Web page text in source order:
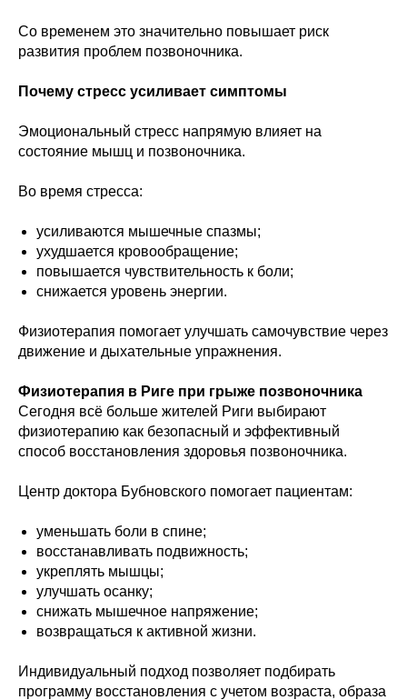
Со временем это значительно повышает риск
развития проблем позвоночника.
Почему стресс усиливает симптомы
Эмоциональный стресс напрямую влияет на
состояние мышц и позвоночника.
Во время стресса:
усиливаются мышечные спазмы;
ухудшается кровообращение;
повышается чувствительность к боли;
снижается уровень энергии.
Физиотерапия помогает улучшать самочувствие через
движение и дыхательные упражнения.
Физиотерапия в Риге при грыже позвоночника
Сегодня всё больше жителей Риги выбирают
физиотерапию как безопасный и эффективный
способ восстановления здоровья позвоночника.
Центр доктора Бубновского помогает пациентам:
уменьшать боли в спине;
восстанавливать подвижность;
укреплять мышцы;
улучшать осанку;
снижать мышечное напряжение;
возвращаться к активной жизни.
Индивидуальный подход позволяет подбирать
программу восстановления с учетом возраста, образа